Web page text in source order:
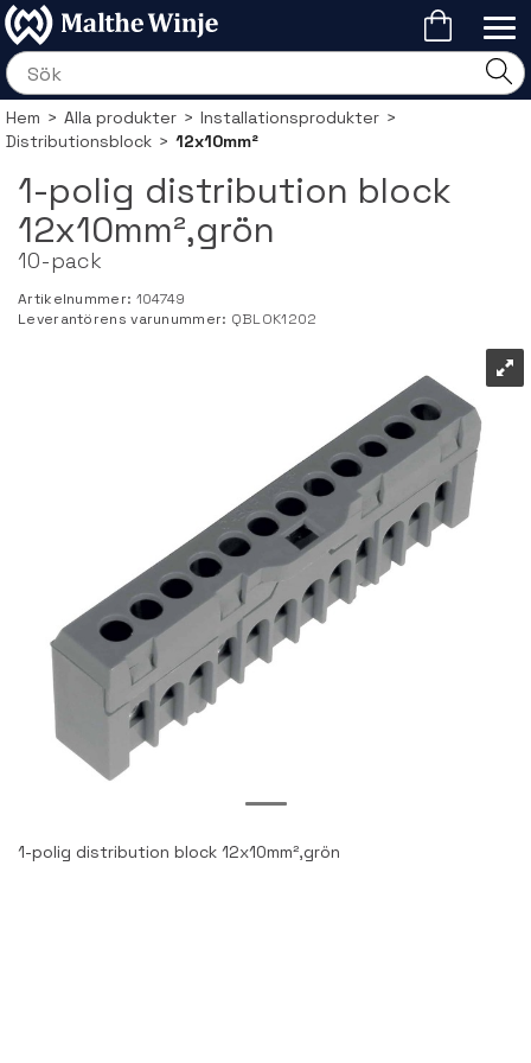
Hem>Alla produkter>Installationsprodukter>
Distributionsblock>12x10mm²
1-polig distribution block
12x10mm²,grön
10-pack
Artikelnummer: 104749
Leverantörens varunummer: QBLOK1202
1-polig distribution block 12x10mm²,grön